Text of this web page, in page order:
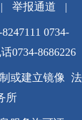
举报通道 |
0734-
0734-8686226
或建立镜像 法
所